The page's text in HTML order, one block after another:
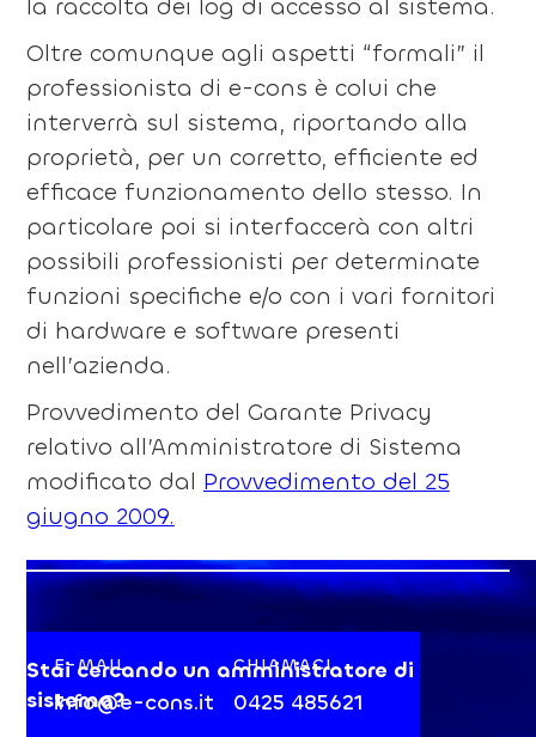
la raccolta dei log di accesso al sistema.
Oltre comunque agli aspetti “formali” il
professionista di e-cons è colui che
interverrà sul sistema, riportando alla
proprietà, per un corretto, efficiente ed
efficace funzionamento dello stesso. In
particolare poi si interfaccerà con altri
possibili professionisti per determinate
funzioni specifiche e/o con i vari fornitori
di hardware e software presenti
nell’azienda.
Provvedimento del Garante Privacy
relativo all’Amministratore di Sistema
modificato dal Provvedimento del 25
giugno 2009.
Stai cercando un amministratore di
sistema?
E-MAIL
info@e-cons.it
CHIAMACI
0425 485621